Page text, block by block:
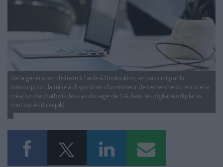
LES LIVRES BLANCS
LES SUPPLÉMENTS
NOS OFFRES D'ABONNEMENTS
De la génération de texte à l'aide à l'indexation, en passant par la
transcription, la mise à disposition d'un moteur de recherche ou encore la
création de chatbots, les cas d'usage de l'IA dans les digital workplaces
sont variés (Freepik).